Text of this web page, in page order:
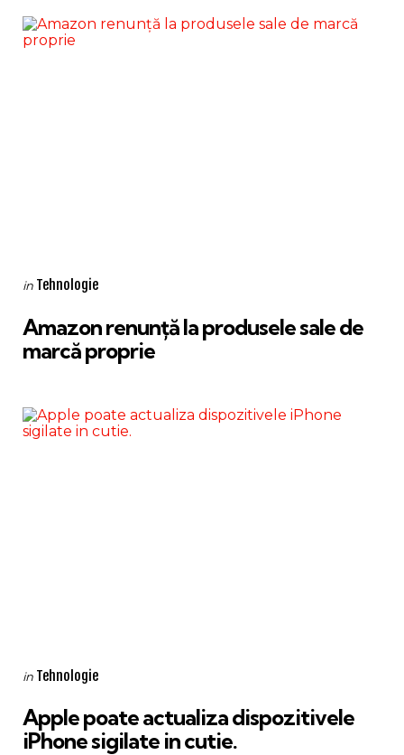
Categories
Posted
in Tehnologie
Amazon renunță la produsele sale de
marcă proprie
Categories
Posted
in Tehnologie
Apple poate actualiza dispozitivele
iPhone sigilate in cutie.